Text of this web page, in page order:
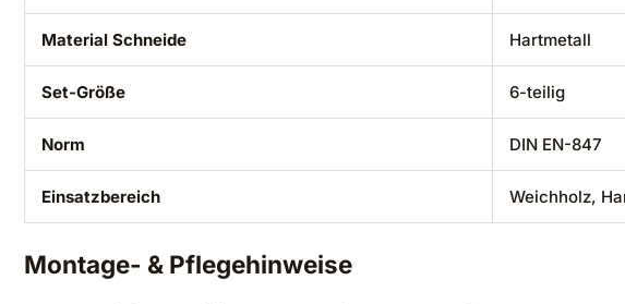
Material Schneide Hartmetall
Set-Größe 6-teilig
Norm DIN EN-847
Einsatzbereich Weichholz,
Montage- & Pflegehinweise